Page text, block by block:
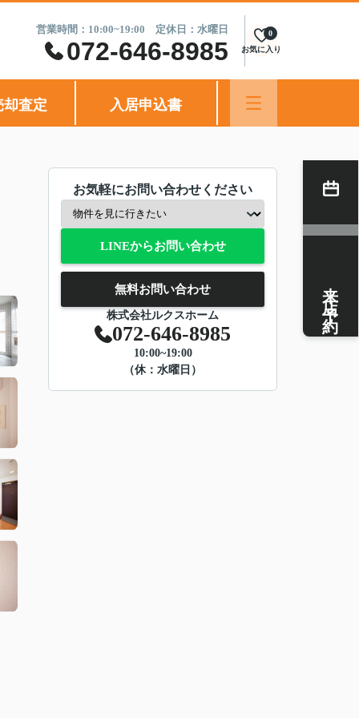
営業時間：10:00~19:00 定休日：水曜日
072-646-8985 お気に入り
0
却査定 入居申込書
お気軽にお問い合わせください
LINEからお問い合わせ
無料お問い合わせ
株式会社ルクスホーム
072-646-8985
10:00~19:00
（休：水曜日）
来店予約